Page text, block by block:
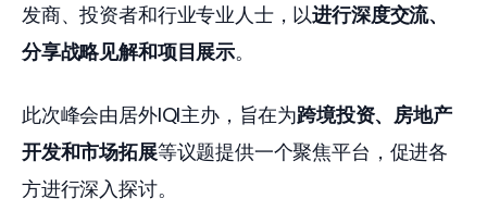
发商、投资者和行业专业人士，以进行深度交流、
分享战略见解和项目展示。
此次峰会由居外IQI主办，旨在为跨境投资、房地产
开发和市场拓展等议题提供一个聚焦平台，促进各
方进行深入探讨。